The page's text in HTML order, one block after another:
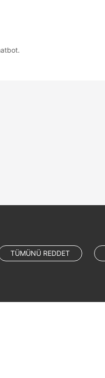
TÜMÜNÜ REDDET